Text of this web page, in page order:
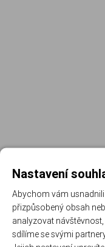
Registrujte se k
Nastavení
Abychom vám
přizpůsobený obsah
analyzovat
sdílíme se svými